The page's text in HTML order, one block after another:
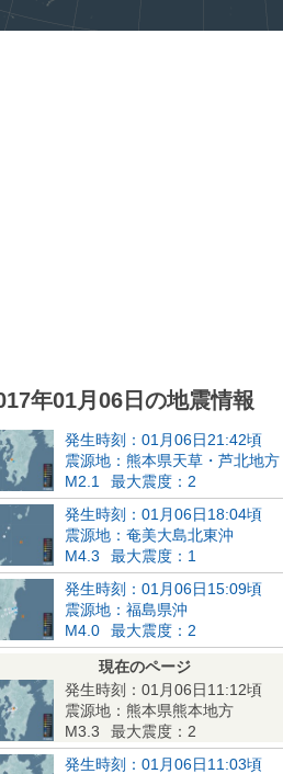
年01月06日の地震情報
発生時刻：01月06日21:42頃
震源地：熊本県天草・芦北地方
M2.1
最大震度：2
発生時刻：01月06日18:04頃
震源地：奄美大島北東沖
M4.3
最大震度：1
発生時刻：01月06日15:09頃
震源地：福島県沖
M4.0
最大震度：2
現在のページ
発生時刻：01月06日11:12頃
震源地：熊本県熊本地方
M3.3
最大震度：2
発生時刻：01月06日11:03頃